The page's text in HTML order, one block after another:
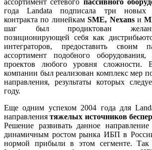
года Landata подписала три новых
контракта по линейкамSME, Nexansи
шаг был продиктован
позиционирующей себя как
интеграторов, предоставить своим
ассортимент подобного
проектов любого уровня сложности.
компании был реализован комплекс мер
направления, результаты которых
году.
Еще одним успехом 2004 года для
направления тяжелых источников
Решение развивать данное
динамичным ростом рынка ИБП в
нормой прибыли в этом сегменте.